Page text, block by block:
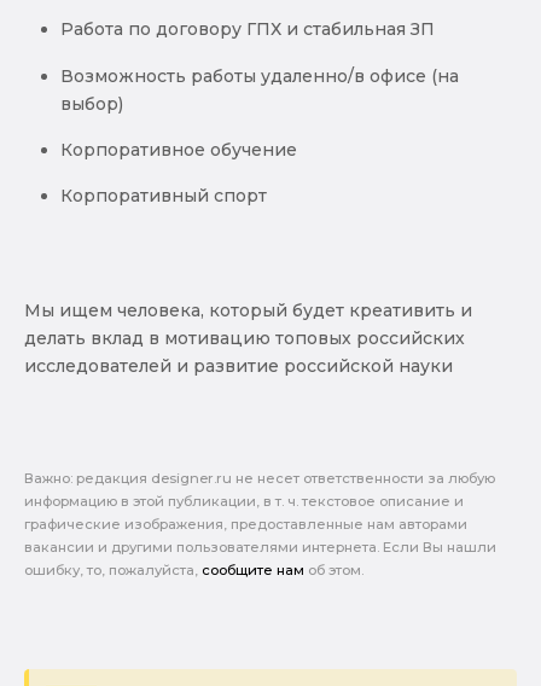
Работа по договору ГПХ и стабильная ЗП
Возможность работы удаленно/в офисе (на
выбор)
Корпоративное обучение
Корпоративный спорт
Мы ищем человека, который будет креативить и
делать вклад в мотивацию топовых российских
исследователей и развитие российской науки ️
Важно: pедакция designer.ru не несет ответственности за любую
информацию в этой публикации, в т. ч. текстовое описание и
графические изображения, предоставленные нам авторами
вакансии и другими пользователями интернета. Если Вы нашли
ошибку, то, пожалуйста, сообщите нам об этом.